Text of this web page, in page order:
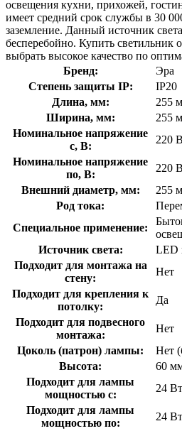
освещения кухни, прихожей,
имеет средний срок службы в 30
заземление. Данный источник
бесперебойно. Купить светильник
выбрать высокое качество по
Бренд:
Эра
Степень защиты IP:
IP20
Длина, мм:
255
Ширина, мм:
255
Номинальное напряжение
с, В:
220 В
Номинальное напряжение
по, В:
220 В
Внешний диаметр, мм:
255
Род тока:
Специальное применение:
Источник света:
LED
Подходит для монтажа на
стену:
Нет
Подходит для крепления к
потолку:
Да
Подходит для подвесного
монтажа:
Нет
Цоколь (патрон) лампы:
Нет
Высота:
60
Подходит для лампы
мощностью с:
24 Вт
Подходит для лампы
мощностью по:
24 Вт